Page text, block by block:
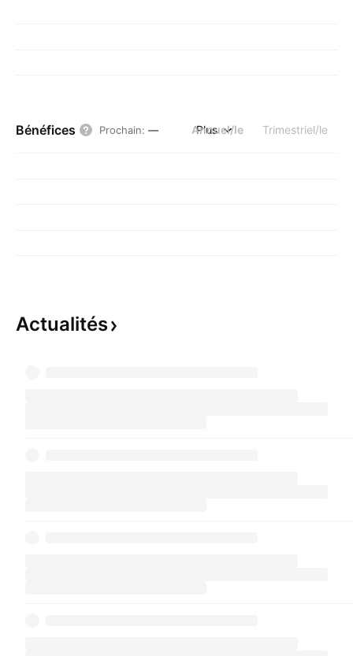
Bénéfices Prochain: — Annuel/le Trimestriel/le
Plus
Actualités